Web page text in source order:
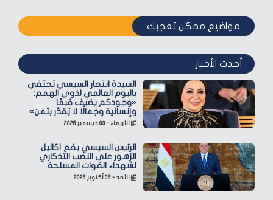
مواضيع ممكن تعجبك
أحدث الأخبار
السيدة انتصار السيسي تحتفي
باليوم العالمي لذوي الهمم:
«وجودكم يضيف قيمًا
وإنسانية وجمالًا لا يُقدّر بثمن»
الأربعاء - ٠٣ ديسمبر ٢٠٢٥
الرئيس السيسي يضع أكاليل
الزهور على النصب التذكاري
لشهداء القوات المسلحة
الأحد - ٠٥ أكتوبر ٢٠٢٥